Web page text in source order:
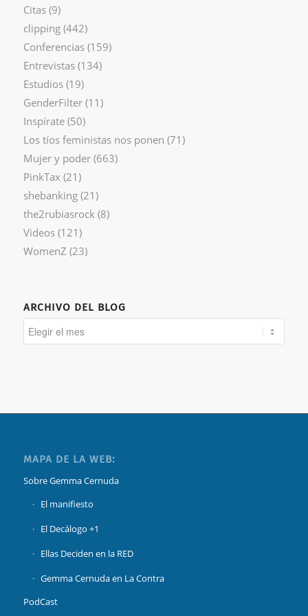
Citas(9)
clipping(442)
Conferencias(159)
Entrevistas(134)
Estudios(19)
GenderFilter(11)
Inspírate(50)
Los tíos feministas nos ponen (71)
Mujer y poder(663)
PinkTax (21)
shebanking(21)
the2rubiasrock (8)
Videos(121)
WomenZ (23)
ARCHIVO DEL BLOG
MAPA DE LA WEB:
Sobre Gemma Cernuda
El manifiesto
El Decálogo +1
Ellas Deciden en la RED
Gemma Cernuda en La Contra
PodCast